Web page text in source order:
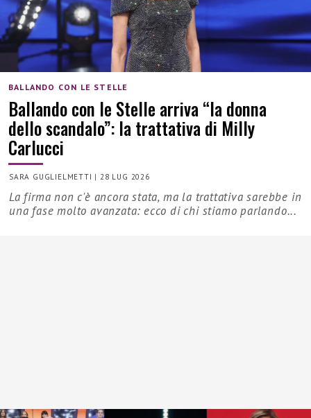
BALLANDO CON LE STELLE
Ballando con le Stelle arriva “la donna
dello scandalo”: la trattativa di Milly
Carlucci
SARA GUGLIELMETTI | 28 LUG 2026
La firma non c'è ancora stata, ma la trattativa sarebbe in
una fase molto avanzata: ecco di chi stiamo parlando...